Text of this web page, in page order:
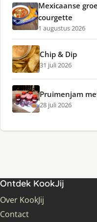
Mexicaanse
courgette
1 augustus 2026
Chip & Dip
31 juli 2026
Pruimenjam
28 juli 2026
Ontdek KookJij
Over KookJij
Contact